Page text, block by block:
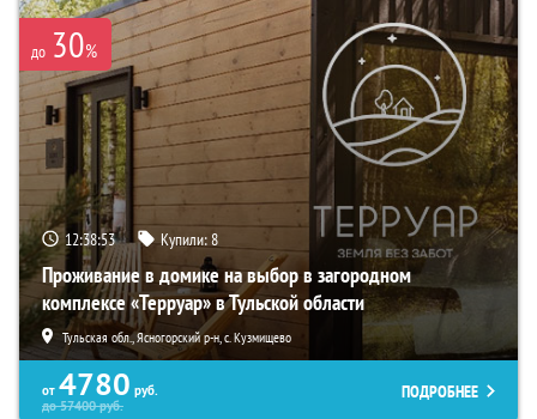
до 30%
12:38:52 Купили:8
Проживание в домике на выбор в загородном
комплексе «Терруар» в Тульской области
Тульская обл., Ясногорский р-н, с. Кузмищево
от 4780 руб.
до57400руб.
ПОДРОБНЕЕ